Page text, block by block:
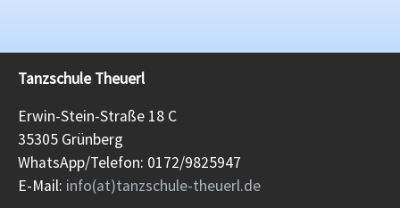
Tanzschule Theuerl
Erwin-Stein-Straße 18 C
35305 Grünberg
WhatsApp/Telefon: 0172/9825947
E-Mail: info(at)tanzschule-theuerl.de